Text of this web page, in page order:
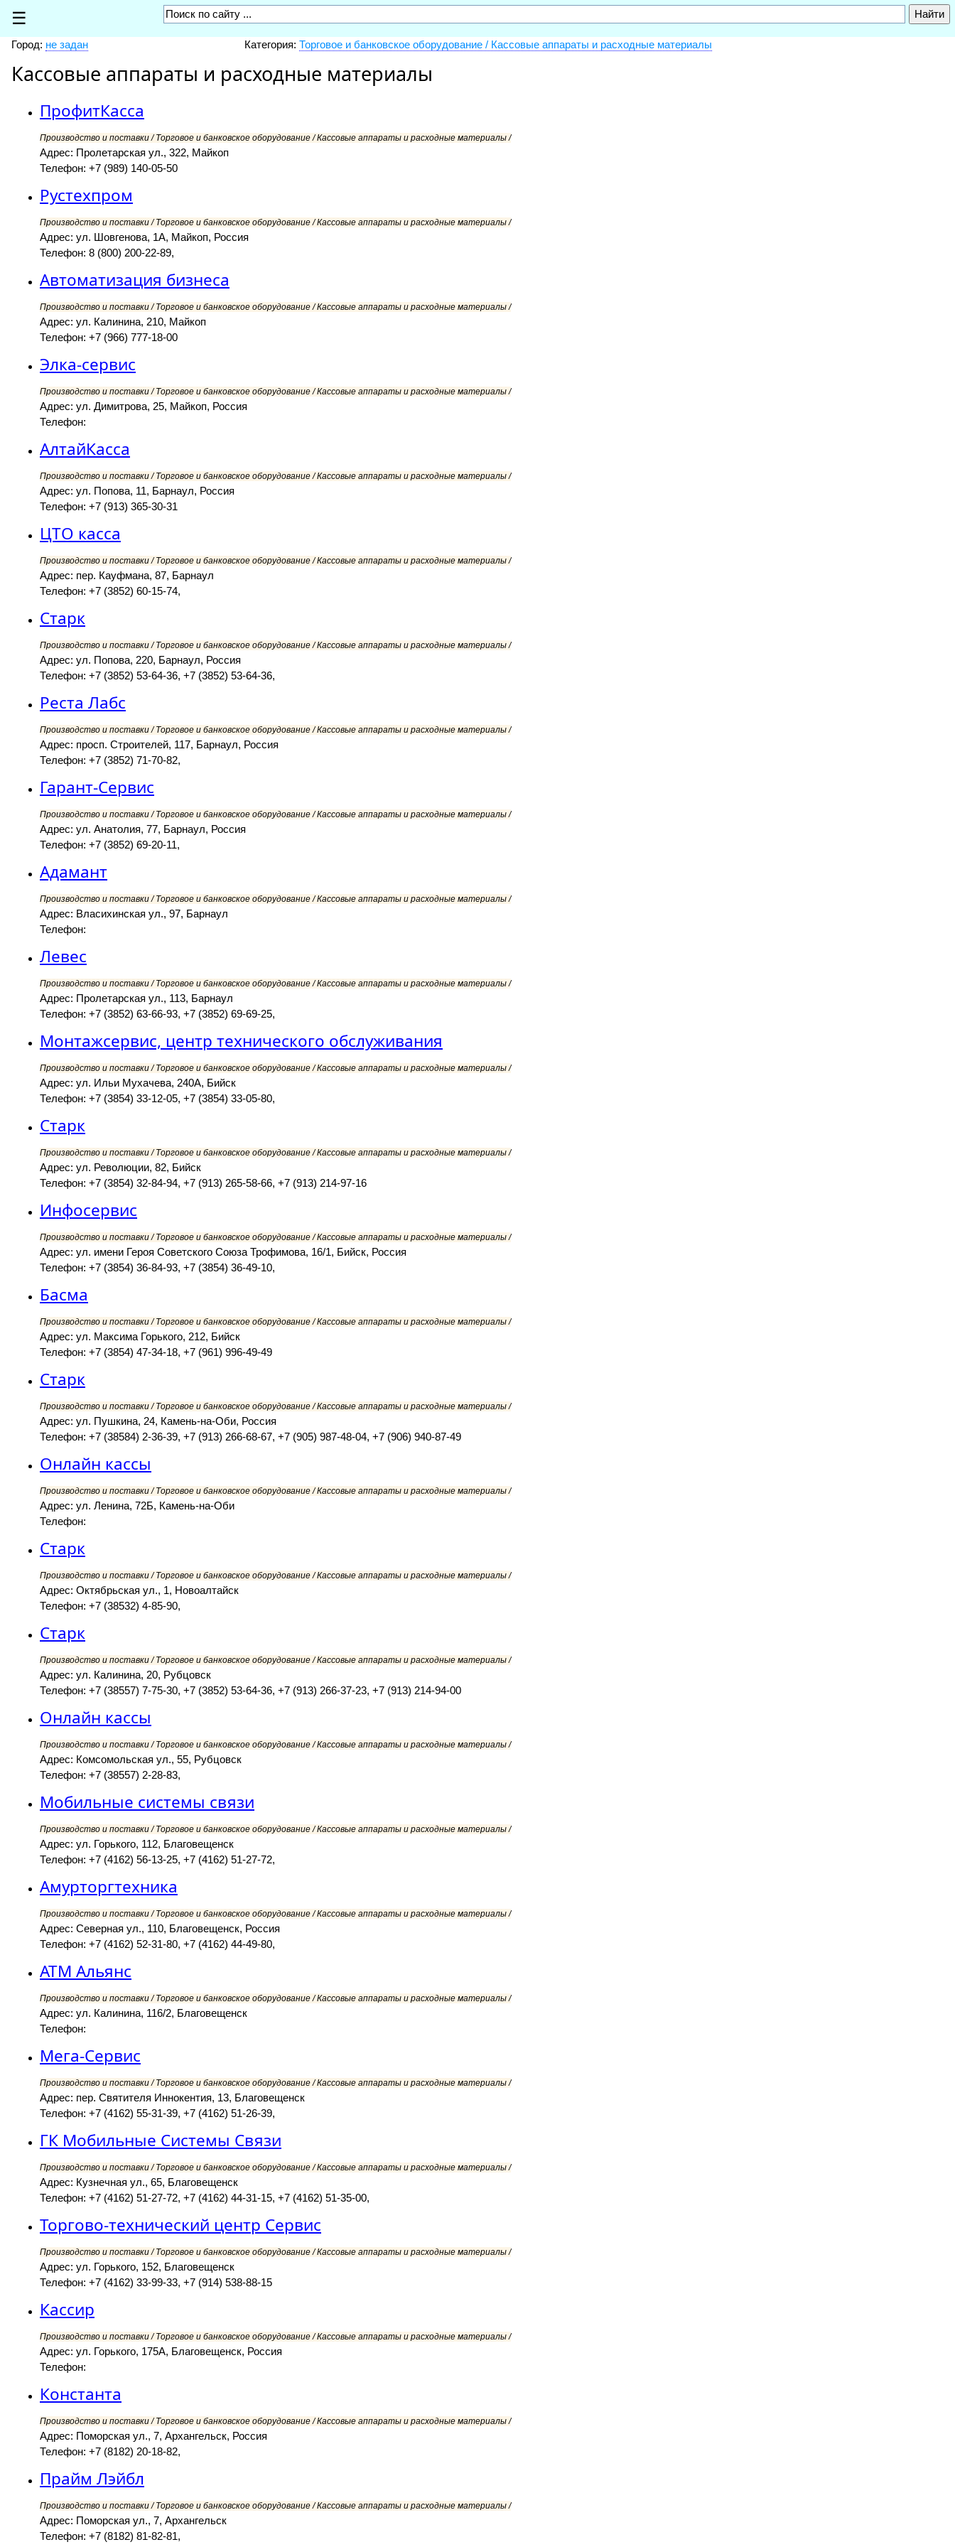
☰
Город: не задан Категория: Торговое и банковское оборудование / Кассовые аппараты и расходные материалы
Кассовые аппараты и расходные материалы
ПрофитКасса
Производство и поставки / Торговое и банковское оборудование / Кассовые аппараты и расходные материалы /
Адрес: Пролетарская ул., 322, Майкоп
Телефон: +7 (989) 140-05-50
Рустехпром
Производство и поставки / Торговое и банковское оборудование / Кассовые аппараты и расходные материалы /
Адрес: ул. Шовгенова, 1А, Майкоп, Россия
Телефон: 8 (800) 200-22-89,
Автоматизация бизнеса
Производство и поставки / Торговое и банковское оборудование / Кассовые аппараты и расходные материалы /
Адрес: ул. Калинина, 210, Майкоп
Телефон: +7 (966) 777-18-00
Элка-сервис
Производство и поставки / Торговое и банковское оборудование / Кассовые аппараты и расходные материалы /
Адрес: ул. Димитрова, 25, Майкоп, Россия
Телефон:
АлтайКасса
Производство и поставки / Торговое и банковское оборудование / Кассовые аппараты и расходные материалы /
Адрес: ул. Попова, 11, Барнаул, Россия
Телефон: +7 (913) 365-30-31
ЦТО касса
Производство и поставки / Торговое и банковское оборудование / Кассовые аппараты и расходные материалы /
Адрес: пер. Кауфмана, 87, Барнаул
Телефон: +7 (3852) 60-15-74,
Старк
Производство и поставки / Торговое и банковское оборудование / Кассовые аппараты и расходные материалы /
Адрес: ул. Попова, 220, Барнаул, Россия
Телефон: +7 (3852) 53-64-36, +7 (3852) 53-64-36,
Реста Лабс
Производство и поставки / Торговое и банковское оборудование / Кассовые аппараты и расходные материалы /
Адрес: просп. Строителей, 117, Барнаул, Россия
Телефон: +7 (3852) 71-70-82,
Гарант-Сервис
Производство и поставки / Торговое и банковское оборудование / Кассовые аппараты и расходные материалы /
Адрес: ул. Анатолия, 77, Барнаул, Россия
Телефон: +7 (3852) 69-20-11,
Адамант
Производство и поставки / Торговое и банковское оборудование / Кассовые аппараты и расходные материалы /
Адрес: Власихинская ул., 97, Барнаул
Телефон:
Левес
Производство и поставки / Торговое и банковское оборудование / Кассовые аппараты и расходные материалы /
Адрес: Пролетарская ул., 113, Барнаул
Телефон: +7 (3852) 63-66-93, +7 (3852) 69-69-25,
Монтажсервис, центр технического обслуживания
Производство и поставки / Торговое и банковское оборудование / Кассовые аппараты и расходные материалы /
Адрес: ул. Ильи Мухачева, 240А, Бийск
Телефон: +7 (3854) 33-12-05, +7 (3854) 33-05-80,
Старк
Производство и поставки / Торговое и банковское оборудование / Кассовые аппараты и расходные материалы /
Адрес: ул. Революции, 82, Бийск
Телефон: +7 (3854) 32-84-94, +7 (913) 265-58-66, +7 (913) 214-97-16
Инфосервис
Производство и поставки / Торговое и банковское оборудование / Кассовые аппараты и расходные материалы /
Адрес: ул. имени Героя Советского Союза Трофимова, 16/1, Бийск, Россия
Телефон: +7 (3854) 36-84-93, +7 (3854) 36-49-10,
Басма
Производство и поставки / Торговое и банковское оборудование / Кассовые аппараты и расходные материалы /
Адрес: ул. Максима Горького, 212, Бийск
Телефон: +7 (3854) 47-34-18, +7 (961) 996-49-49
Старк
Производство и поставки / Торговое и банковское оборудование / Кассовые аппараты и расходные материалы /
Адрес: ул. Пушкина, 24, Камень-на-Оби, Россия
Телефон: +7 (38584) 2-36-39, +7 (913) 266-68-67, +7 (905) 987-48-04, +7 (906) 940-87-49
Онлайн кассы
Производство и поставки / Торговое и банковское оборудование / Кассовые аппараты и расходные материалы /
Адрес: ул. Ленина, 72Б, Камень-на-Оби
Телефон:
Старк
Производство и поставки / Торговое и банковское оборудование / Кассовые аппараты и расходные материалы /
Адрес: Октябрьская ул., 1, Новоалтайск
Телефон: +7 (38532) 4-85-90,
Старк
Производство и поставки / Торговое и банковское оборудование / Кассовые аппараты и расходные материалы /
Адрес: ул. Калинина, 20, Рубцовск
Телефон: +7 (38557) 7-75-30, +7 (3852) 53-64-36, +7 (913) 266-37-23, +7 (913) 214-94-00
Онлайн кассы
Производство и поставки / Торговое и банковское оборудование / Кассовые аппараты и расходные материалы /
Адрес: Комсомольская ул., 55, Рубцовск
Телефон: +7 (38557) 2-28-83,
Мобильные системы связи
Производство и поставки / Торговое и банковское оборудование / Кассовые аппараты и расходные материалы /
Адрес: ул. Горького, 112, Благовещенск
Телефон: +7 (4162) 56-13-25, +7 (4162) 51-27-72,
Амурторгтехника
Производство и поставки / Торговое и банковское оборудование / Кассовые аппараты и расходные материалы /
Адрес: Северная ул., 110, Благовещенск, Россия
Телефон: +7 (4162) 52-31-80, +7 (4162) 44-49-80,
АТМ Альянс
Производство и поставки / Торговое и банковское оборудование / Кассовые аппараты и расходные материалы /
Адрес: ул. Калинина, 116/2, Благовещенск
Телефон:
Мега-Сервис
Производство и поставки / Торговое и банковское оборудование / Кассовые аппараты и расходные материалы /
Адрес: пер. Святителя Иннокентия, 13, Благовещенск
Телефон: +7 (4162) 55-31-39, +7 (4162) 51-26-39,
ГК Мобильные Системы Связи
Производство и поставки / Торговое и банковское оборудование / Кассовые аппараты и расходные материалы /
Адрес: Кузнечная ул., 65, Благовещенск
Телефон: +7 (4162) 51-27-72, +7 (4162) 44-31-15, +7 (4162) 51-35-00,
Торгово-технический центр Сервис
Производство и поставки / Торговое и банковское оборудование / Кассовые аппараты и расходные материалы /
Адрес: ул. Горького, 152, Благовещенск
Телефон: +7 (4162) 33-99-33, +7 (914) 538-88-15
Кассир
Производство и поставки / Торговое и банковское оборудование / Кассовые аппараты и расходные материалы /
Адрес: ул. Горького, 175А, Благовещенск, Россия
Телефон:
Константа
Производство и поставки / Торговое и банковское оборудование / Кассовые аппараты и расходные материалы /
Адрес: Поморская ул., 7, Архангельск, Россия
Телефон: +7 (8182) 20-18-82,
Прайм Лэйбл
Производство и поставки / Торговое и банковское оборудование / Кассовые аппараты и расходные материалы /
Адрес: Поморская ул., 7, Архангельск
Телефон: +7 (8182) 81-82-81,